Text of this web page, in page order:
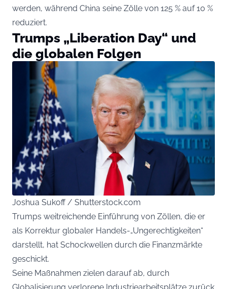
werden, während China seine Zölle von 125 % auf 10 %
reduziert.
Trumps „Liberation Day“ und
die globalen Folgen
Joshua Sukoff / Shutterstock.com
Trumps weitreichende Einführung von Zöllen, die er
als Korrektur globaler Handels-„Ungerechtigkeiten“
darstellt, hat Schockwellen durch die Finanzmärkte
geschickt.
Seine Maßnahmen zielen darauf ab, durch